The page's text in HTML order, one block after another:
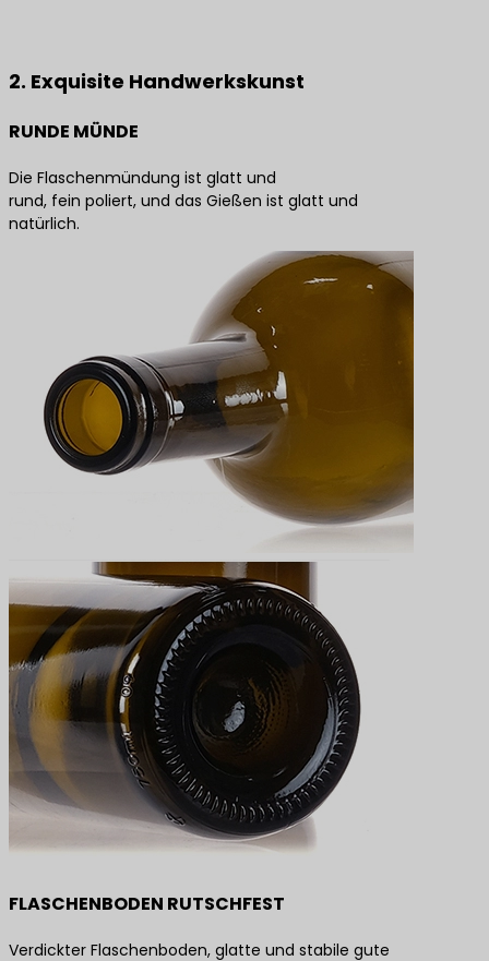
2. Exquisite Handwerkskunst
RUNDE MÜNDE
Die Flaschenmündung ist glatt und
rund, fein poliert, und das Gießen ist glatt und
natürlich.
FLASCHENBODEN RUTSCHFEST
Verdickter Flaschenboden, glatte und stabile gute